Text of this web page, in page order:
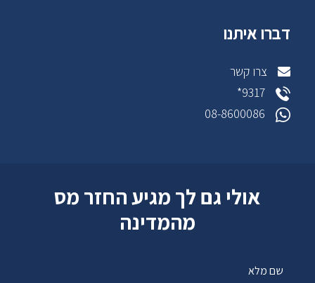
דברו איתנו
צרו קשר
9317*
08-8600086
אולי גם לך מגיע החזר מס
מהמדינה
שם מלא